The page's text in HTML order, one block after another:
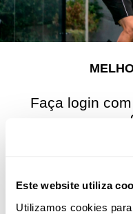
Este website utiliza
Utilizamos cookies
Faça login